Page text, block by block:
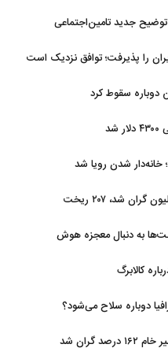
جدید تامین‌اجتماعی
را پذیرفت؛ توافق نزدیک است
دوباره سقوط کرد
شدن رویا شد
به دنبال معجزه هوش
کالابرگ
دوباره سلاح می‌شود؟
گران شد